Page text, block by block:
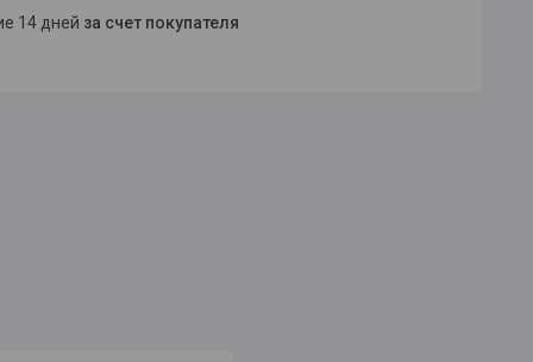
14 дней за счет покупателя